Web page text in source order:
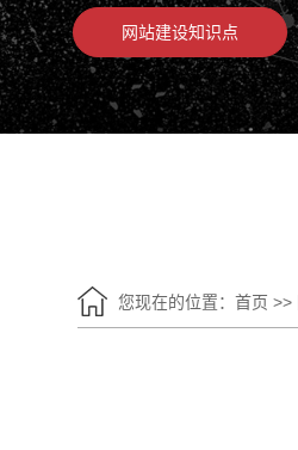
网站建设知识点
您现在的位置： 首页 >>